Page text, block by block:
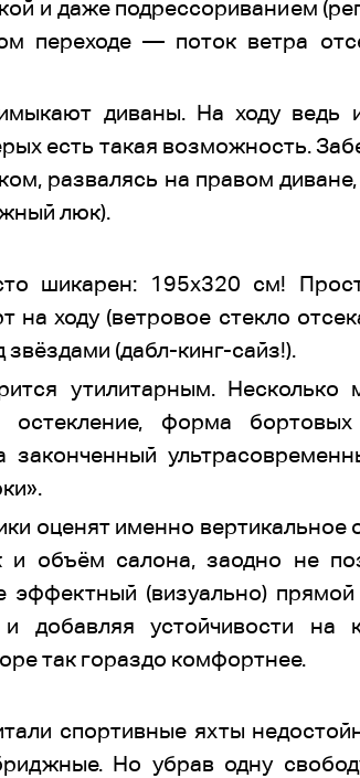
и даже подрессориванием
переходе — поток ветра
диваны. На ходу ведь
есть такая возможность.
развалясь на правом
люк).
шикарен: 195х320 см!
ходу (ветровое стекло
(дабл-кинг-сайз!).
утилитарным. Несколько
остекление, форма
оценят именно вертикальное
объём салона, заодно не
эффектный (визуально)
и добавляя устойчивости
так гораздо комфортнее.
спортивные яхты
Но убрав одну